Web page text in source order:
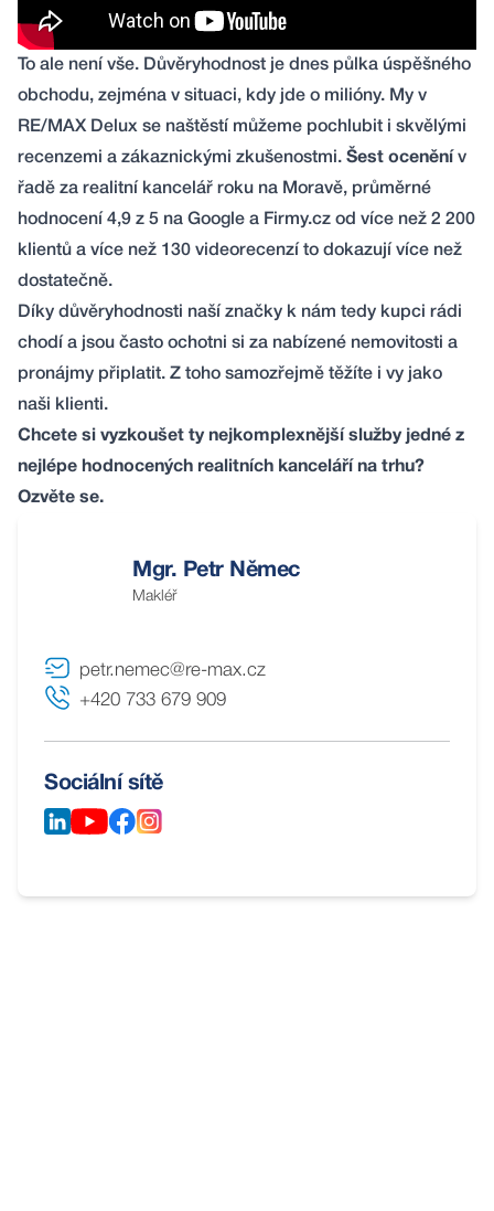
To ale není vše. Důvěryhodnost je dnes půlka úspěšného
obchodu, zejména v situaci, kdy jde o milióny. My v
RE/MAX Delux se naštěstí můžeme pochlubit i skvělými
recenzemi a zákaznickými zkušenostmi. Šest ocenění v
řadě za realitní kancelář roku na Moravě, průměrné
hodnocení 4,9 z 5 na Google a Firmy.cz od více než 2 200
klientů a více než 130 videorecenzí to dokazují více než
dostatečně.
Díky důvěryhodnosti naší značky k nám tedy kupci rádi
chodí a jsou často ochotni si za nabízené nemovitosti a
pronájmy připlatit. Z toho samozřejmě těžíte i vy jako
naši klienti.
Chcete si vyzkoušet ty nejkomplexnější služby jedné z
nejlépe hodnocených realitních kanceláří na trhu?
Ozvěte se.
Mgr. Petr Němec
Makléř
petr.nemec@re-max.cz
+420 733 679 909
Sociální sítě